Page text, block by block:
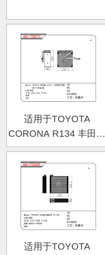
适用于TOYOTA
CORONA R134 丰田柯
乐娜 88-91年台规
适用于TOYOTA